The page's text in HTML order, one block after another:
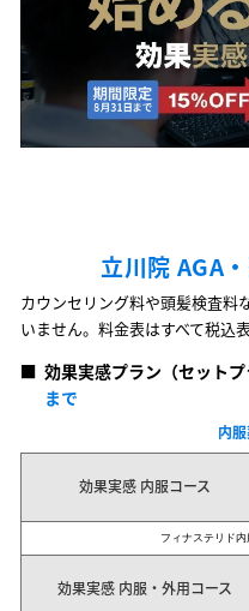
立川院 AGA
カウンセリング料や頭髪検査料
いません。料金表はすべて税込表
■ 効果実感プラン（セットプ
まで
内
効果実感 内服コース
フィナステリド
効果実感 内服・外用コース